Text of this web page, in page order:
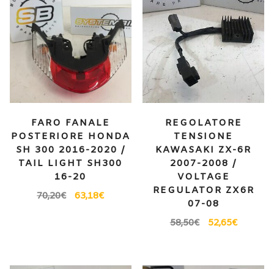
FARO FANALE
POSTERIORE HONDA
SH 300 2016-2020 /
TAIL LIGHT SH300
16-20
70,20€ 63,18€
REGOLATORE
TENSIONE
KAWASAKI ZX-6R
2007-2008 /
VOLTAGE
REGULATOR ZX6R
07-08
58,50€ 52,65€